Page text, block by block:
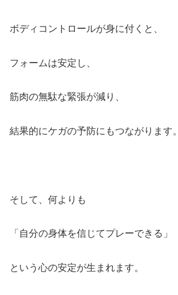
ボディコントロールが身に付くと、
フォームは安定し、
筋肉の無駄な緊張が減り、
結果的にケガの予防にもつながります。
そして、何よりも
「自分の身体を信じてプレーできる」
という心の安定が生まれます。